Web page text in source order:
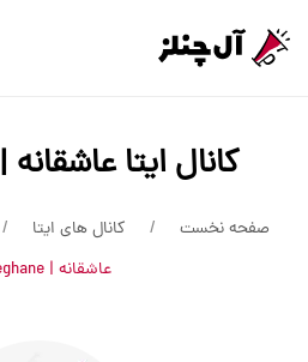
کانال ایتا عاشقانه | asheghane
صفحه نخست کانال های ایتا
عاشقانه | asheghane